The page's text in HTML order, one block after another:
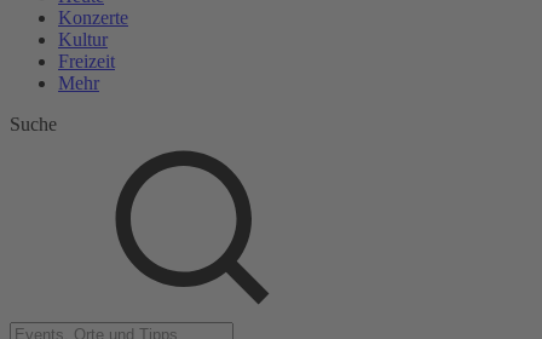
Konzerte
Kultur
Freizeit
Mehr
Suche